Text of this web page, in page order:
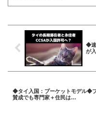
◆速
が
◆タイ入国：プーケットモデル◆
賛成でも専門家＋住民は…